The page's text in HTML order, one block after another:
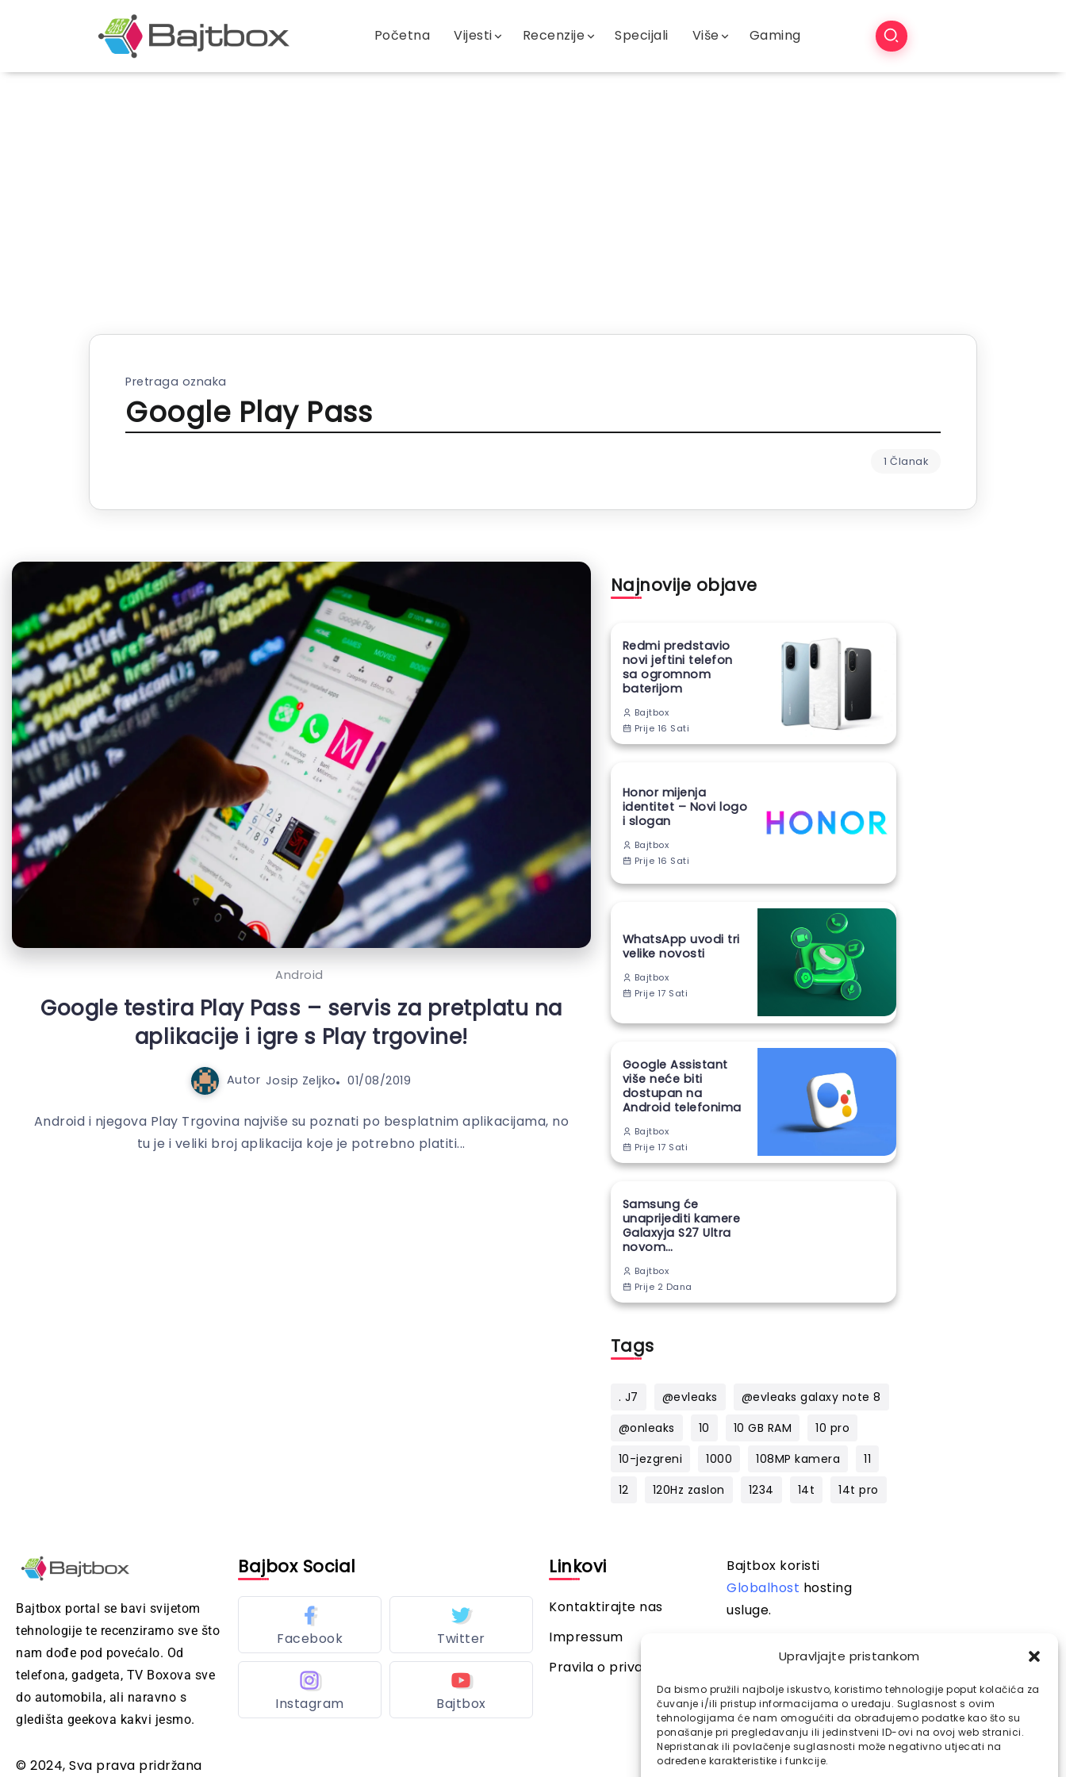
Upravljajte pristankom
Da bismo pružili najbolje iskustvo, koristimo tehnologije poput kolačića za
čuvanje i/ili pristup informacijama o uređaju. Suglasnost s ovim
tehnologijama će nam omogućiti da obrađujemo podatke kao što su
ponašanje pri pregledavanju ili jedinstveni ID-ovi na ovoj web stranici.
Nepristanak ili povlačenje suglasnosti može negativno utjecati na
određene karakteristike i funkcije.
Početna Vijesti Recenzije Specijali Više Gaming
Pretraga oznaka
Google Play Pass
1 Članak
Android
Google testira Play Pass – servis za pretplatu na
aplikacije i igre s Play trgovine!
Autor Josip Zeljko 01/08/2019
Android i njegova Play Trgovina najviše su poznati po besplatnim aplikacijama, no
tu je i veliki broj aplikacija koje je potrebno platiti...
Najnovije objave
Redmi predstavio
novi jeftini telefon
sa ogromnom
baterijom
Bajtbox
Prije 16 Sati
Honor mijenja
identitet – Novi logo
i slogan
Bajtbox
Prije 16 Sati
WhatsApp uvodi tri
velike novosti
Bajtbox
Prije 17 Sati
Google Assistant
više neće biti
dostupan na
Android telefonima
Bajtbox
Prije 17 Sati
Samsung će
unaprijediti kamere
Galaxyja S27 Ultra
novom
tehnikom
Bajtbox
Prije 2 Dana
Tags
. J7 @evleaks
@evleaks galaxy note 8
@onleaks
10 10 GB RAM
10 pro
10-jezgreni
1000 108MP kamera
11
12
120Hz zaslon 1234 14t 14t pro
Bajtbox portal se bavi svijetom
tehnologije te recenziramo sve što
nam dođe pod povećalo. Od
telefona, gadgeta, TV Boxova sve
do automobila, ali naravno s
gledišta geekova kakvi jesmo.
© 2024, Sva prava pridržana
Bajbox Social
Facebook Twitter
Instagram Bajtbox
Linkovi
Kontaktirajte nas
Impressum
Pravila o privatnosti
Bajtbox koristi
Globalhost hosting
usluge.